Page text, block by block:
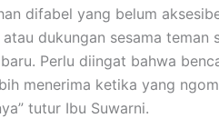
difabel yang belum
atau dukungan sesama teman
Perlu diingat bahwa
menerima ketika yang
tutur Ibu Suwarni.